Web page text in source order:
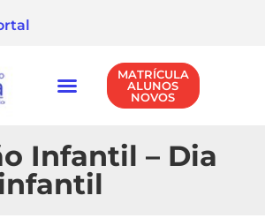
MATRÍCULA
ALUNOS
NOVOS
Infantil – Dia